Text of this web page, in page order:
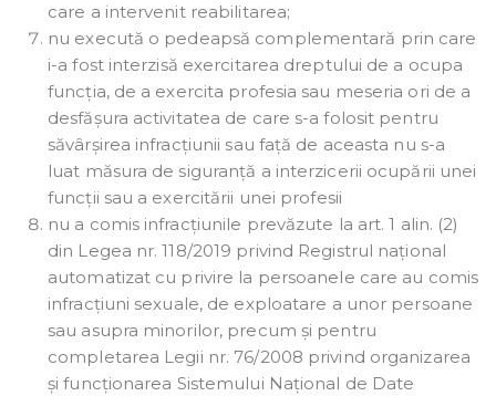
care a intervenit reabilitarea;
nu execută o pedeapsă complementară prin care
i-a fost interzisă exercitarea dreptului de a ocupa
funcția, de a exercita profesia sau meseria ori de a
desfășura activitatea de care s-a folosit pentru
săvârșirea infracțiunii sau față de aceasta nu s-a
luat măsura de siguranță a interzicerii ocupării unei
funcții sau a exercitării unei profesii
nu a comis infracțiunile prevăzute la art. 1 alin. (2)
din Legea nr. 118/2019 privind Registrul național
automatizat cu privire la persoanele care au comis
infracțiuni sexuale, de exploatare a unor persoane
sau asupra minorilor, precum și pentru
completarea Legii nr. 76/2008 privind organizarea
și funcționarea Sistemului Național de Date